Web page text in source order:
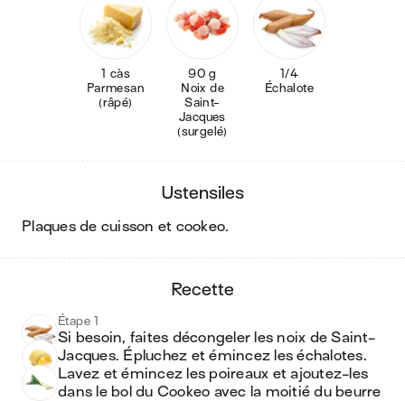
1 càs
Parmesan
(râpé)
90 g
Noix de
Saint-
Jacques
(surgelé)
1/4
Échalote
ustensiles
plaques de cuisson et cookeo.
recette
Étape 1
Si besoin, faites décongeler les noix de Saint-
Jacques. Épluchez et émincez les échalotes.
Lavez et émincez les poireaux et ajoutez-les
dans le bol du Cookeo avec la moitié du beurre